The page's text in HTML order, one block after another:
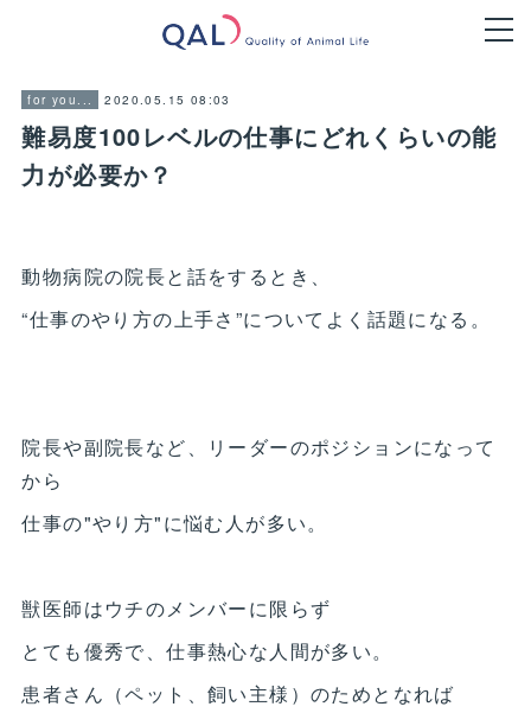
for you... 2020.05.15 08:03
難易度100レベルの仕事にどれくらいの能
力が必要か？
動物病院の院長と話をするとき、
“仕事のやり方の上手さ”についてよく話題になる。
院長や副院長など、リーダーのポジションになって
から
仕事の"やり方"に悩む人が多い。
獣医師はウチのメンバーに限らず
とても優秀で、仕事熱心な人間が多い。
患者さん（ペット、飼い主様）のためとなれば